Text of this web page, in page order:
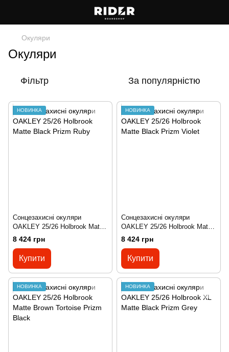
Окуляри
Окуляри
Фільтр За популярністю
НОВИНКА
Сонцезахисні окуляри
OAKLEY 25/26 Holbrook Matte
Black Prizm Ruby
8 424 грн
Купити
НОВИНКА
Сонцезахисні окуляри
OAKLEY 25/26 Holbrook Matte
Black Prizm Violet
8 424 грн
Купити
НОВИНКА НОВИНКА